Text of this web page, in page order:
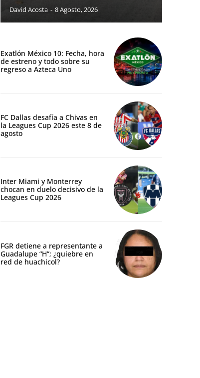
David Acosta - 8 Agosto, 2026
Exatlón México 10: Fecha, hora
de estreno y todo sobre su
regreso a Azteca Uno
FC Dallas desafía a Chivas en
la Leagues Cup 2026 este 8 de
agosto
Inter Miami y Monterrey
chocan en duelo decisivo de la
Leagues Cup 2026
FGR detiene a representante a
Guadalupe “H”; ¿quiebre en
red de huachicol?